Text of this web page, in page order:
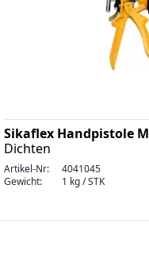
Sikaflex Handpistole
Dichten
Artikel-Nr:
4041045
Gewicht:
1 kg / STK